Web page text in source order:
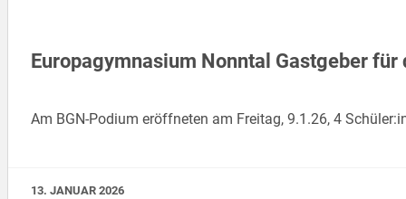
Europagymnasium Nonntal Gastgeber
Am BGN-Podium eröffneten am Freitag, 9.1.26, 4
13. JANUAR 2026